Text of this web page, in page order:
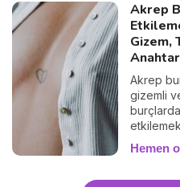
Akrep
Gizem,
Akrep
gizemli
sıradan
Hemen